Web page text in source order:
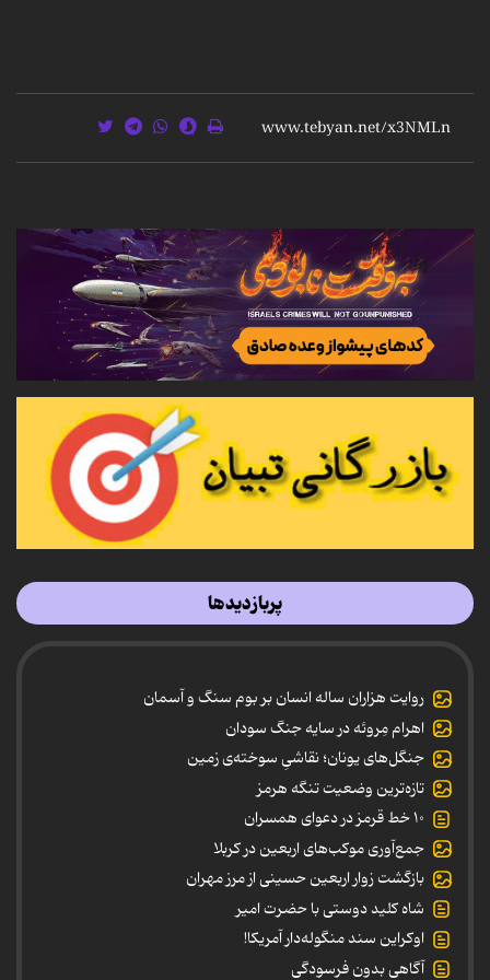
پربازدیدها
روایت هزاران ساله انسان بر بوم سنگ و آسمان
اهرام مِروئه در سایه جنگ سودان
جنگل‌های یونان؛ نقاشیِ سوخته‌ی زمین
تازه‌ترین وضعیت تنگه هرمز
۱۰ خط قرمز در دعوای همسران
جمع‌آوری موکب‌های اربعین در کربلا
بازگشت زوار اربعین حسینی از مرز مهران
شاه کلید دوستی با حضرت امیر
اوکراین سند منگوله‌دار آمریکا!
آگاهی بدون فرسودگی